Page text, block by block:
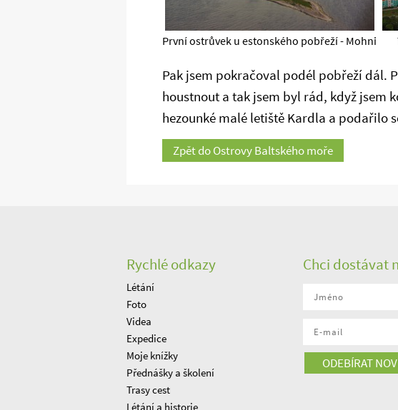
První ostrůvek u estonského pobřeží - Mohni
Pak jsem pokračoval podél pobřeží dál.
houstnout a tak jsem byl rád, když jsem
hezounké malé letiště Kardla a podařilo
Zpět do Ostrovy Baltského moře
Rychlé odkazy
Létání
Foto
Videa
Expedice
Moje knížky
Přednášky a školení
Trasy cest
Létání a historie
Chci dostávat
ODEBÍRAT